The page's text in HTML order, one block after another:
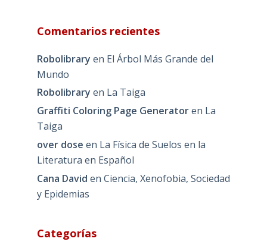
Comentarios recientes
Robolibrary en El Árbol Más Grande del
Mundo
Robolibrary en La Taiga
Graffiti Coloring Page Generatoren La
Taiga
over dose en La Física de Suelos en la
Literatura en Español
Cana David en Ciencia, Xenofobia, Sociedad
y Epidemias
Categorías